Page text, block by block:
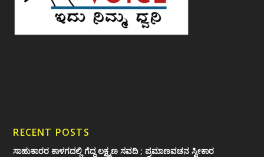
RECENT POSTS
ಸಾಹುಕಾರರ ಕಾಳಗದಲ್ಲಿ ಗೆದ್ದ ಲಕ್ಷ್ಮಣ ಸವದಿ ; ಪ್ರಮಾಣವಚನ ಸ್ವೀಕಾರ